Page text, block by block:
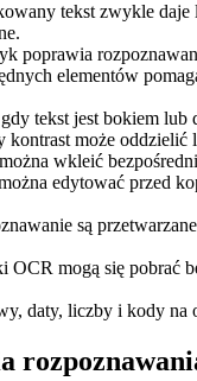
tekst zwykle
poprawia
elementów
tekst jest bokiem lub
może oddzielić
wkleić
edytować przed
są
OCR mogą się pobrać
daty, liczby i kody na